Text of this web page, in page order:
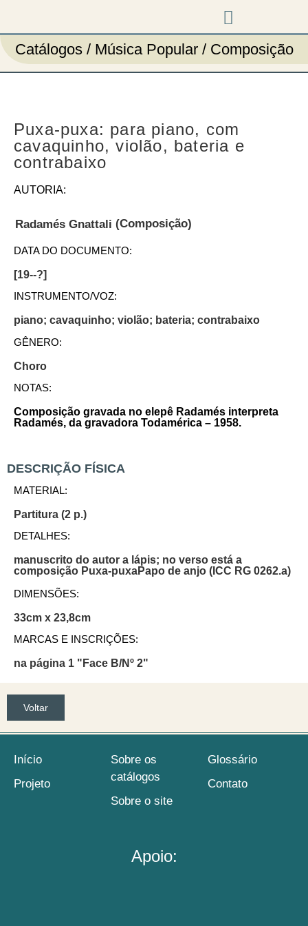
Catálogos / Música Popular / Composição
Puxa-puxa: para piano, com
cavaquinho, violão, bateria e
contrabaixo
AUTORIA:
Radamés Gnattali (Composição)
DATA DO DOCUMENTO:
[19--?]
INSTRUMENTO/VOZ:
piano; cavaquinho; violão; bateria; contrabaixo
GÊNERO:
Choro
NOTAS:
Composição gravada no elepê Radamés interpreta
Radamés, da gravadora Todamérica – 1958.
DESCRIÇÃO FÍSICA
MATERIAL:
Partitura (2 p.)
DETALHES:
manuscrito do autor a lápis; no verso está a
composição Puxa-puxaPapo de anjo (ICC RG 0262.a)
DIMENSÕES:
33cm x 23,8cm
MARCAS E INSCRIÇÕES:
na página 1 "Face B/Nº 2"
Voltar
Início
Projeto
Sobre os
catálogos
Sobre o site
Glossário
Contato
Apoio: